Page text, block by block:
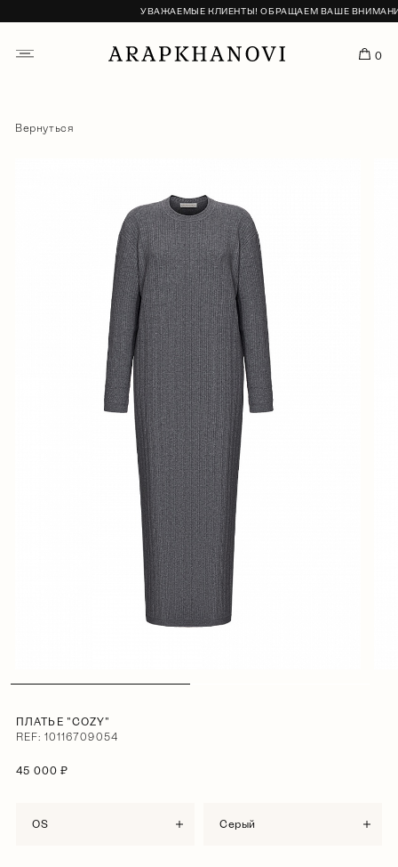
УВАЖАЕМЫЕ КЛИЕНТЫ! ОБРАЩАЕМ ВАШЕ
0
Вернуться
ПЛАТЬЕ "COZY"
REF: 10116709054
45 000 ₽
OS серый